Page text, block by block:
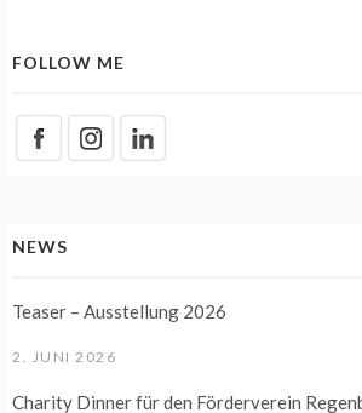
FOLLOW ME
NEWS
Teaser – Ausstellung 2026
2. JUNI 2026
Charity Dinner für den Förderverein